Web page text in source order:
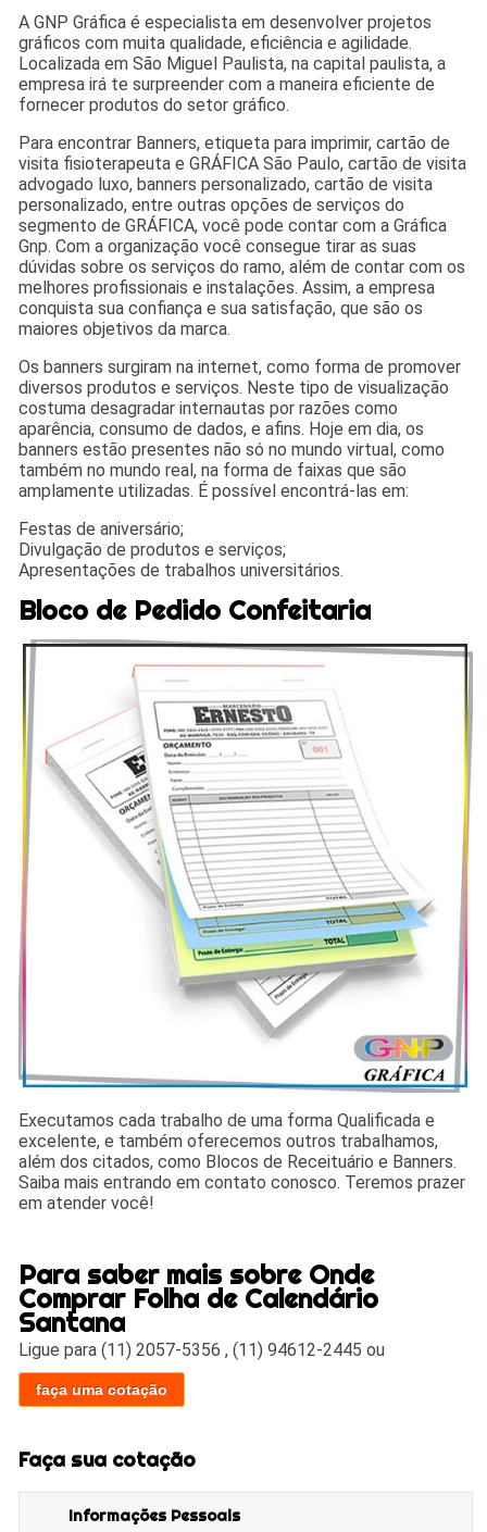
A GNP Gráfica é especialista em desenvolver projetos
gráficos com muita qualidade, eficiência e agilidade.
Localizada em São Miguel Paulista, na capital paulista, a
empresa irá te surpreender com a maneira eficiente de
fornecer produtos do setor gráfico.
Para encontrar Banners, etiqueta para imprimir, cartão de
visita fisioterapeuta e GRÁFICA São Paulo, cartão de visita
advogado luxo, banners personalizado, cartão de visita
personalizado, entre outras opções de serviços do
segmento de GRÁFICA, você pode contar com a Gráfica
Gnp. Com a organização você consegue tirar as suas
dúvidas sobre os serviços do ramo, além de contar com os
melhores profissionais e instalações. Assim, a empresa
conquista sua confiança e sua satisfação, que são os
maiores objetivos da marca.
Os banners surgiram na internet, como forma de promover
diversos produtos e serviços. Neste tipo de visualização
costuma desagradar internautas por razões como
aparência, consumo de dados, e afins. Hoje em dia, os
banners estão presentes não só no mundo virtual, como
também no mundo real, na forma de faixas que são
amplamente utilizadas. É possível encontrá-las em:
Festas de aniversário;
Divulgação de produtos e serviços;
Apresentações de trabalhos universitários.
Bloco de Pedido Confeitaria
Executamos cada trabalho de uma forma Qualificada e
excelente, e também oferecemos outros trabalhamos,
além dos citados, como Blocos de Receituário e Banners.
Saiba mais entrando em contato conosco. Teremos prazer
em atender você!
Para saber mais sobre Onde
Comprar Folha de Calendário
Santana
Ligue para(11) 2057-5356 ,(11) 94612-2445 ou
faça uma cotação
Faça sua cotação
Informações Pessoais